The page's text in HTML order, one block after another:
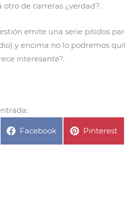
otro de carreras ¿verdad?.
emite una serie pitidos
y encima no lo podremos
interesante?.
Compartir
Facebook Compartir
Pinterest